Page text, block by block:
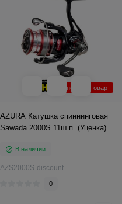
Уцененный товар
AZURA Катушка спиннинговая
Sawada 2000S 11ш.п. (Уценка)
В наличии
AZS2000S-discount
0